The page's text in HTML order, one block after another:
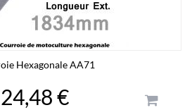
Hexagonale AA71
24,48 €